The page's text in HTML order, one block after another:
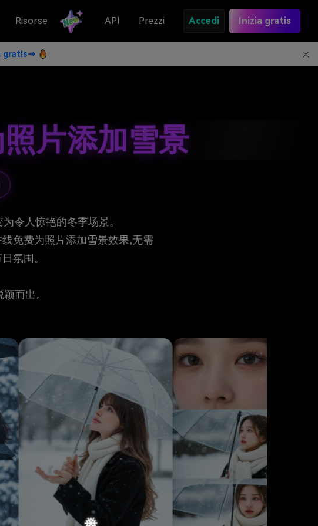
❆
❄
Risorse API Prezzi Accedi Inizia gratis
gratis→
片添加雪景
令人惊艳的冬季场景。
免费为照片添加雪景效果,无需
氛围。
而出。